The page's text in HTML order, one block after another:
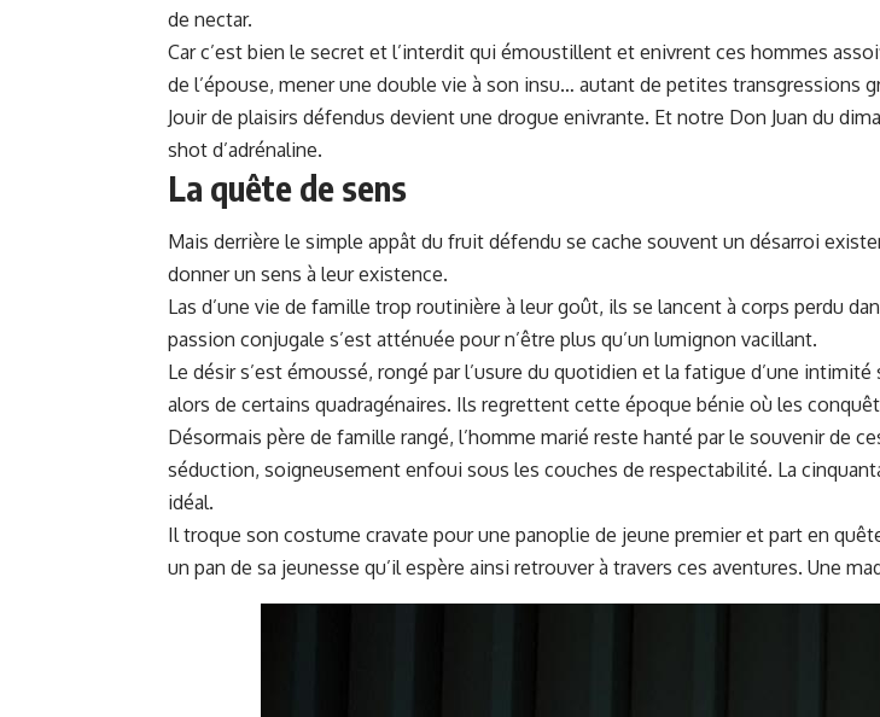
de nectar.
Car c’est bien le secret et l’interdit qui émoustillent et enivrent ces hommes
de l’épouse, mener une double vie à son insu… autant de petites transgressions
Jouir de plaisirs défendus devient une drogue enivrante. Et notre Don Juan du
shot d’adrénaline.
La quête de sens
Mais derrière le simple appât du fruit défendu se cache souvent un désarroi
donner un sens à leur existence.
Las d’une vie de famille trop routinière à leur goût, ils se lancent à corps perdu
passion conjugale s’est atténuée pour n’être plus qu’un lumignon vacillant.
Le désir s’est émoussé, rongé par l’usure du quotidien et la fatigue d’une
alors de certains quadragénaires. Ils regrettent cette époque bénie où les
Désormais père de famille rangé, l’homme marié reste hanté par le souvenir de
séduction, soigneusement enfoui sous les couches de respectabilité. La
idéal.
Il troque son costume cravate pour une panoplie de jeune premier et part en
un pan de sa jeunesse qu’il espère ainsi retrouver à travers ces aventures. Une